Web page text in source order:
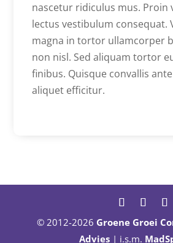
nascetur ridiculus mus. Proin
lectus vestibulum consequat.
magna in tortor ullamcorper
non nisl. Sed aliquam tortor
finibus. Quisque convallis
aliquet efficitur.
© 2012-2026 Groene Groei
Advies | i.s.m.